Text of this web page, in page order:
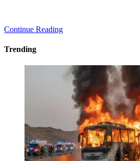
Continue Reading
Trending